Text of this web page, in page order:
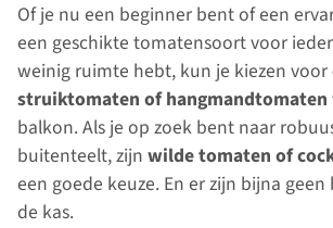
Of je nu een beginner bent of een
een geschikte tomatensoort voor
weinig ruimte hebt, kun je kiezen voor
struiktomaten of hangmandtomaten
balkon. Als je op zoek bent naar
buitenteelt, zijn wilde tomaten of
een goede keuze. En er zijn bijna
de kas.